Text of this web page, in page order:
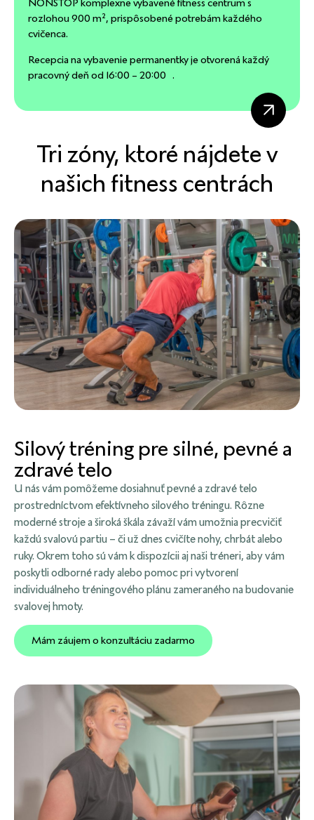
NONSTOP komplexne vybavené fitness centrum s
rozlohou 900 m², prispôsobené potrebám každého
cvičenca.
Recepcia na vybavenie permanentky je otvorená každý
pracovný deň od 16:00 – 20:00 .
Tri zóny, ktoré nájdete v
našich fitness centrách
Silový tréning pre silné, pevné a
zdravé telo
U nás vám pomôžeme dosiahnuť pevné a zdravé telo
prostredníctvom efektívneho silového tréningu. Rôzne
moderné stroje a široká škála závaží vám umožnia precvičiť
každú svalovú partiu – či už dnes cvičíte nohy, chrbát alebo
ruky. Okrem toho sú vám k dispozícii aj naši tréneri, aby vám
poskytli odborné rady alebo pomoc pri vytvorení
individuálneho tréningového plánu zameraného na budovanie
svalovej hmoty.
Mám záujem o konzultáciu zadarmo